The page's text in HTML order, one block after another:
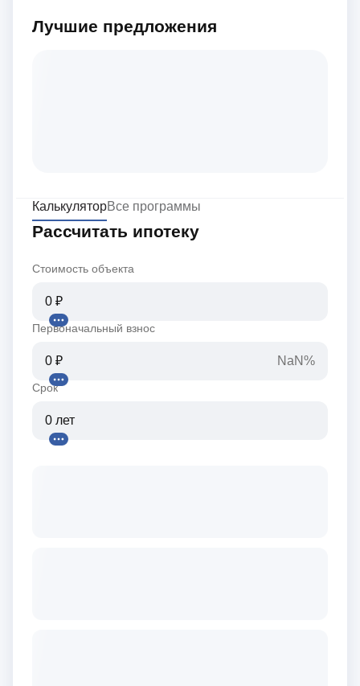
Лучшие предложения
КалькуляторВсе программы
Рассчитать ипотеку
Стоимость объекта
Первоначальный взнос
NaN%
Срок